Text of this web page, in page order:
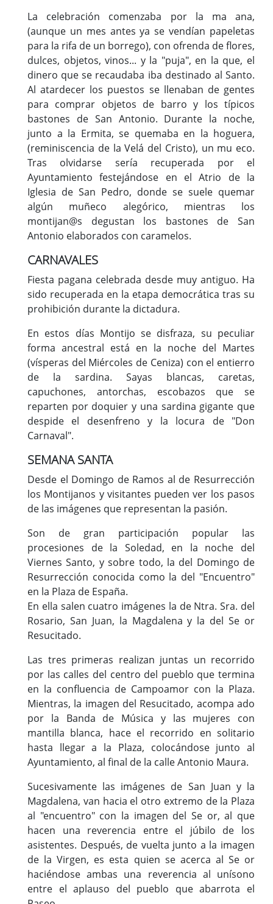
La celebración comenzaba por la ma ana,
(aunque un mes antes ya se vendían papeletas
para la rifa de un borrego), con ofrenda de flores,
dulces, objetos, vinos... y la "puja", en la que, el
dinero que se recaudaba iba destinado al Santo.
Al atardecer los puestos se llenaban de gentes
para comprar objetos de barro y los típicos
bastones de San Antonio. Durante la noche,
junto a la Ermita, se quemaba en la hoguera,
(reminiscencia de la Velá del Cristo), un mu eco.
Tras olvidarse sería recuperada por el
Ayuntamiento festejándose en el Atrio de la
Iglesia de San Pedro, donde se suele quemar
algún muñeco alegórico, mientras los
montijan@s degustan los bastones de San
Antonio elaborados con caramelos.
CARNAVALES
Fiesta pagana celebrada desde muy antiguo. Ha
sido recuperada en la etapa democrática tras su
prohibición durante la dictadura.
En estos días Montijo se disfraza, su peculiar
forma ancestral está en la noche del Martes
(vísperas del Miércoles de Ceniza) con el entierro
de la sardina. Sayas blancas, caretas,
capuchones, antorchas, escobazos que se
reparten por doquier y una sardina gigante que
despide el desenfreno y la locura de "Don
Carnaval".
SEMANA SANTA
Desde el Domingo de Ramos al de Resurrección
los Montijanos y visitantes pueden ver los pasos
de las imágenes que representan la pasión.
Son de gran participación popular las
procesiones de la Soledad, en la noche del
Viernes Santo, y sobre todo, la del Domingo de
Resurrección conocida como la del "Encuentro"
en la Plaza de España.
En ella salen cuatro imágenes la de Ntra. Sra. del
Rosario, San Juan, la Magdalena y la del Se or
Resucitado.
Las tres primeras realizan juntas un recorrido
por las calles del centro del pueblo que termina
en la confluencia de Campoamor con la Plaza.
Mientras, la imagen del Resucitado, acompa ado
por la Banda de Música y las mujeres con
mantilla blanca, hace el recorrido en solitario
hasta llegar a la Plaza, colocándose junto al
Ayuntamiento, al final de la calle Antonio Maura.
Sucesivamente las imágenes de San Juan y la
Magdalena, van hacia el otro extremo de la Plaza
al "encuentro" con la imagen del Se or, al que
hacen una reverencia entre el júbilo de los
asistentes. Después, de vuelta junto a la imagen
de la Virgen, es esta quien se acerca al Se or
haciéndose ambas una reverencia al unísono
entre el aplauso del pueblo que abarrota el